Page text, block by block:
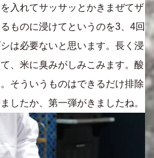
入れてサッサッとかきまぜてザ
ものに浸けてというのを3、4回
は必要ないと思います。長く浸
、米に臭みがしみこみます。酸
そういうものはできるだけ排除
したか、第一弾がきましたね。